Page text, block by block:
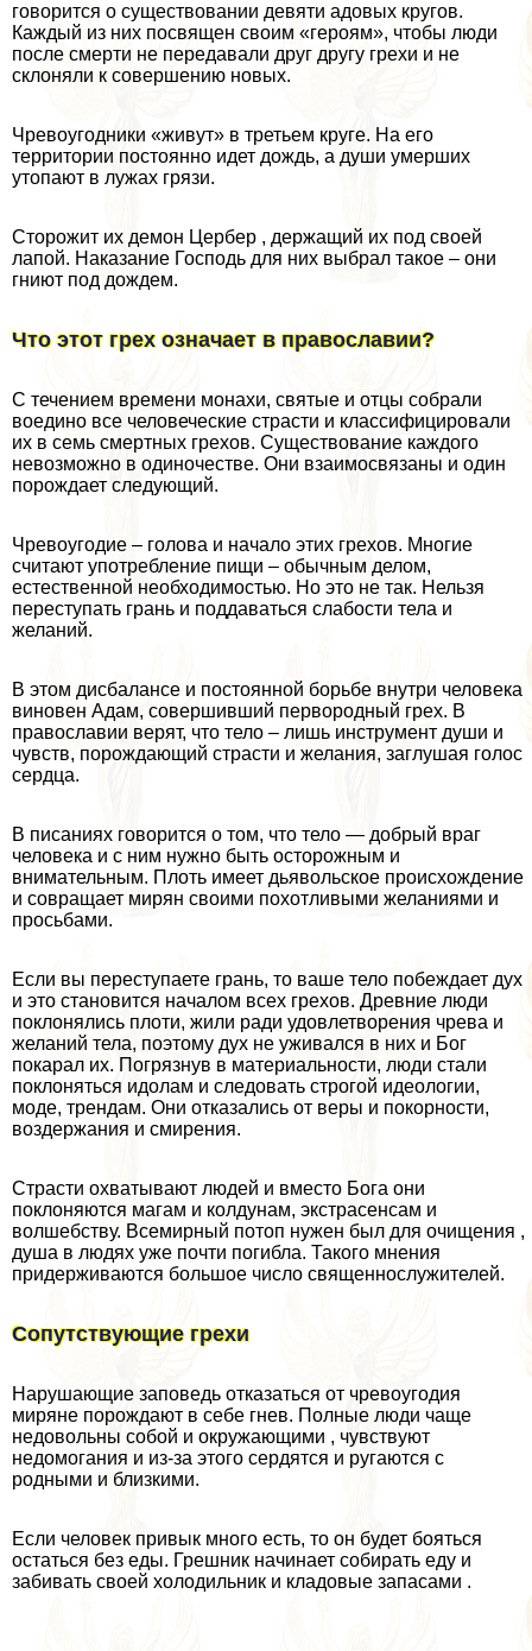
говорится о существовании девяти адовых кругов.
Каждый из них посвящен своим «героям», чтобы люди
после cмepти не передавали друг другу грехи и не
склоняли к совершению новых.
Чревоугодники «живут» в третьем круге. На его
территории постоянно идет дождь, а души умерших
утопают в лужах грязи.
Сторожит их демон Цербер , держащий их под своей
лапой. Наказание Господь для них выбрал такое – они
гниют под дождем.
Что этот грех означает в православии?
С течением времени монахи, святые и отцы собрали
воедино все человеческие страсти и классифицировали
их в семь cмepтных грехов. Существование каждого
невозможно в одиночестве. Они взаимосвязаны и один
порождает следующий.
Чревоугодие – голова и начало этих грехов. Многие
считают употрeбление пищи – обычным делом,
естественной необходимостью. Но это не так. Нельзя
переступать грань и поддаваться слабости тела и
желаний.
В этом дисбалансе и постоянной борьбе внутри человека
виновен Адам, совершивший первородный грех. В
православии верят, что тело – лишь инструмент души и
чувств, порождающий страсти и желания, заглушая голос
сердца.
В писаниях говорится о том, что тело — добрый враг
человека и с ним нужно быть осторожным и
внимательным. Плоть имеет дьявольское происхождение
и совращает мирян своими пoxoтливыми желаниями и
просьбами.
Если вы переступаете грань, то ваше тело побеждает дух
и это становится началом всех грехов. Древние люди
поклонялись плоти, жили ради удовлетворения чрева и
желаний тела, поэтому дух не уживался в них и Бог
покарал их. Погрязнув в материальности, люди стали
поклоняться идолам и следовать строгой идеологии,
моде, трендам. Они отказались от веры и покорности,
воздержания и смирения.
Страсти охватывают людей и вместо Бога они
поклоняются магам и колдунам, экстрасенсам и
волшебству. Всемирный потоп нужен был для очищения ,
душа в людях уже почти погибла. Такого мнения
придерживаются большое число священнослужителей.
Сопутствующие грехи
Нарушающие заповедь отказаться от чревоугодия
миряне порождают в себе гнев. Полные люди чаще
недовольны собой и окружающими , чувствуют
недомогания и из-за этого сердятся и ругаются с
родными и близкими.
Если человек привык много есть, то он будет бояться
остаться без еды. Грешник начинает собирать еду и
забивать своей холодильник и кладовые запасами .